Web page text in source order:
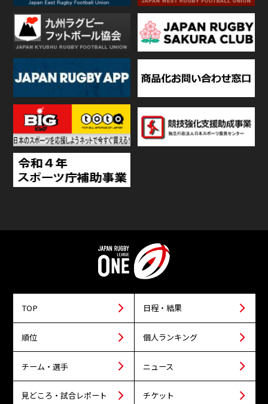
TOP 日程・結果
順位 個人ランキング
チーム・選手 ニュース
見どころ・試合レポート チケット